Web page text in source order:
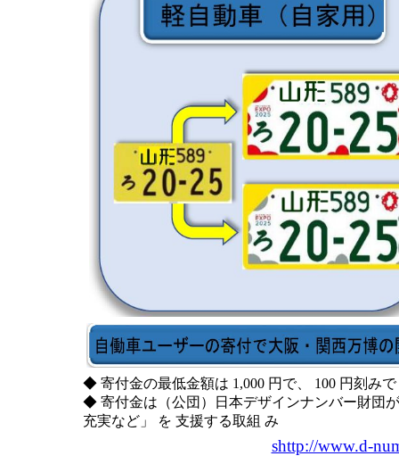
◆ 寄付金の最低金額は 1,000 円で、 100 円刻み
◆ 寄付金は（公団）日本デザインナンバー財団
充実など」 を 支援する取組 み
shttp://www.d-